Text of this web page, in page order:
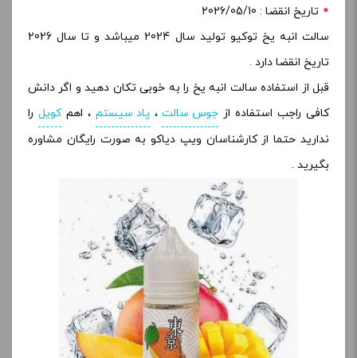
تاریخ انقضا : 2026/05/10
سالت انبه یخ توکیو تولید سال 2024 میباشد و تا سال 2026
تاریخ انقضا دارد .
قبل از استفاده سالت انبه یخ را به خوبی تکان دهید و اگر دانش
کافی راجب استفاده از جوس سالت، پاد سیستم ، اهمکویل را
ندارید حتما از کارشناسان ویپ دیاکو به صورت رایگان مشاوره
بگیرید .